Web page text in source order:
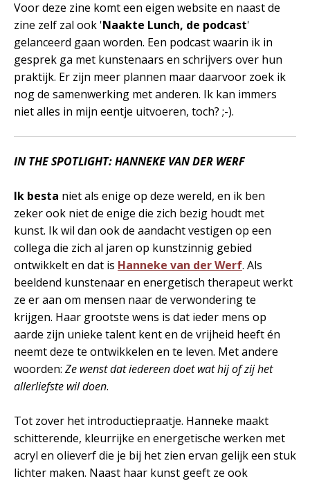
Voor deze zine komt een eigen website en naast de
zine zelf zal ook 'Naakte Lunch, de podcast'
gelanceerd gaan worden. Een podcast waarin ik in
gesprek ga met kunstenaars en schrijvers over hun
praktijk. Er zijn meer plannen maar daarvoor zoek ik
nog de samenwerking met anderen. Ik kan immers
niet alles in mijn eentje uitvoeren, toch? ;-).
IN THE SPOTLIGHT: HANNEKE VAN DER WERF
Ik besta niet als enige op deze wereld, en ik ben
zeker ook niet de enige die zich bezig houdt met
kunst. Ik wil dan ook de aandacht vestigen op een
collega die zich al jaren op kunstzinnig gebied
ontwikkelt en dat is Hanneke van der Werf. Als
beeldend kunstenaar en energetisch therapeut werkt
ze er aan om mensen naar de verwondering te
krijgen. Haar grootste wens is dat ieder mens op
aarde zijn unieke talent kent en de vrijheid heeft én
neemt deze te ontwikkelen en te leven. Met andere
woorden: Ze wenst dat iedereen doet wat hij of zij het
allerliefste wil doen.
Tot zover het introductiepraatje. Hanneke maakt
schitterende, kleurrijke en energetische werken met
acryl en olieverf die je bij het zien ervan gelijk een stuk
lichter maken. Naast haar kunst geeft ze ook